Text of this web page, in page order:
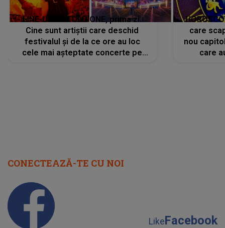
LINE-UP UNTOLD ONE, prima zi.
Cine sunt artiștii care deschid
festivalul și de la ce ore au loc
cele mai așteptate concerte pe
care
nou
care
CONECTEAZĂ-TE CU NOI
LikeFacebook